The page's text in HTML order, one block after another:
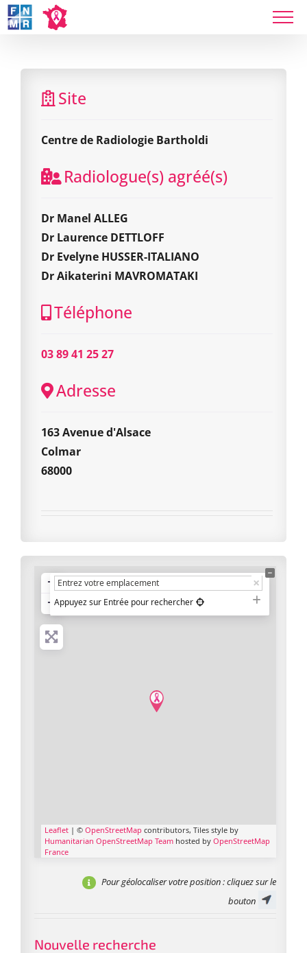
Skip
to
Site
Centre de Radiologie Bartholdi
Radiologue(s) agréé(s)
Dr Manel ALLEG
Dr Laurence DETTLOFF
Dr Evelyne HUSSER-ITALIANO
Dr Aikaterini MAVROMATAKI
Téléphone
03 89 41 25 27
Adresse
163 Avenue d'Alsace
Colmar
68000
+
−Appuyez sur Entrée pour rechercher
Leaflet | © OpenStreetMap contributors, Tiles style by
Humanitarian OpenStreetMap Team hosted by OpenStreetMap
France
Pour géolocaliser votre position: cliquez sur le
bouton
Nouvelle recherche